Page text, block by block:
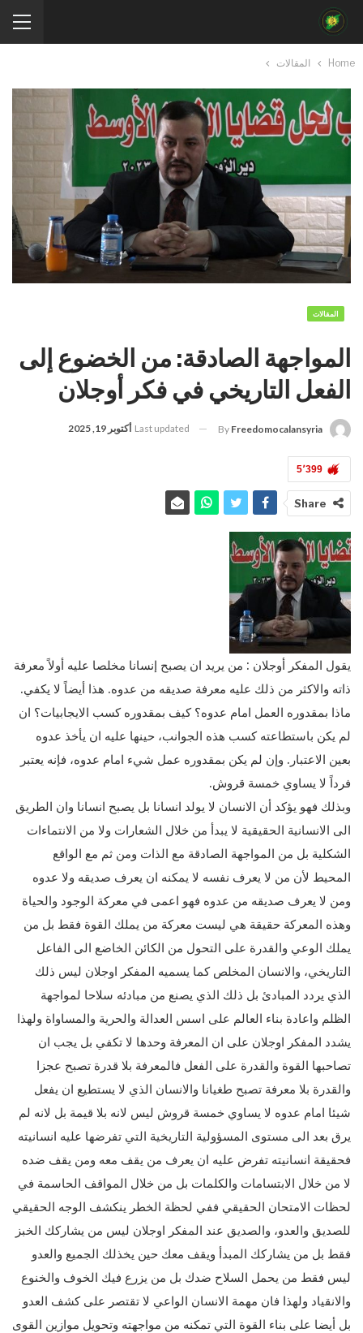
Home المقالات
المقالات
المواجهة الصادقة: من الخضوع إلى
الفعل التاريخي في فكر أوجلان
By Freedomocalansyria
Last updated أكتوبر 19, 2025
5٬399
Share
يقول المفكر أوجلان : من يريد ان يصبح إنسانا مخلصا عليه أولاً معرفة
ذاته والاكثر من ذلك عليه معرفة صديقه من عدوه. هذا أيضاً لا يكفي.
ماذا بمقدوره العمل امام عدوه؟ كيف بمقدوره كسب الايجابيات؟ ان
لم يكن باستطاعته كسب هذه الجوانب، حينها عليه ان يأخذ عدوه
بعين الاعتبار. وإن لم يكن بمقدوره عمل شيء امام عدوه، فإنه يعتبر
فرداً لا يساوي خمسة قروش.
وبذلك فهو يؤكد أن الانسان لا يولد انسانا بل يصبح انسانا وان الطريق
الى الانسانية الحقيقية لا يبدأ من خلال الشعارات ولا من الانتماءات
الشكلية بل من المواجهة الصادقة مع الذات ومن ثم مع الواقع
المحيط لأن من لا يعرف نفسه لا يمكنه ان يعرف صديقه ولا عدوه
ومن لا يعرف صديقه من عدوه فهو اعمى في معركة الوجود والحياة
وهذه المعركة حقيقة هي ليست معركة من يملك القوة فقط بل من
يملك الوعي والقدرة على التحول من الكائن الخاضع الى الفاعل
التاريخي، والانسان المخلص كما يسميه المفكر اوجلان ليس ذلك
الذي يردد المبادئ بل ذلك الذي يصنع من مبادئه سلاحا لمواجهة
الظلم واعادة بناء العالم على اسس العدالة والحرية والمساواة ولهذا
يشدد المفكر اوجلان على ان المعرفة وحدها لا تكفي بل يجب ان
تصاحبها القوة والقدرة على الفعل فالمعرفة بلا قدرة تصبح عجزا
والقدرة بلا معرفة تصبح طغيانا والانسان الذي لا يستطيع ان يفعل
شيئا امام عدوه لا يساوي خمسة قروش ليس لانه بلا قيمة بل لانه لم
يرق بعد الى مستوى المسؤولية التاريخية التي تفرضها عليه انسانيته
فحقيقة انسانيته تفرض عليه ان يعرف من يقف معه ومن يقف ضده
لا من خلال الابتسامات والكلمات بل من خلال المواقف الحاسمة في
لحظات الامتحان الحقيقي ففي لحظة الخطر ينكشف الوجه الحقيقي
للصديق والعدو، والصديق عند المفكر اوجلان ليس من يشاركك الخبز
فقط بل من يشاركك المبدأ ويقف معك حين يخذلك الجميع والعدو
ليس فقط من يحمل السلاح ضدك بل من يزرع فيك الخوف والخنوع
والانقياد ولهذا فان مهمة الانسان الواعي لا تقتصر على كشف العدو
بل أيضا على بناء القوة التي تمكنه من مواجهته وتحويل موازين القوى